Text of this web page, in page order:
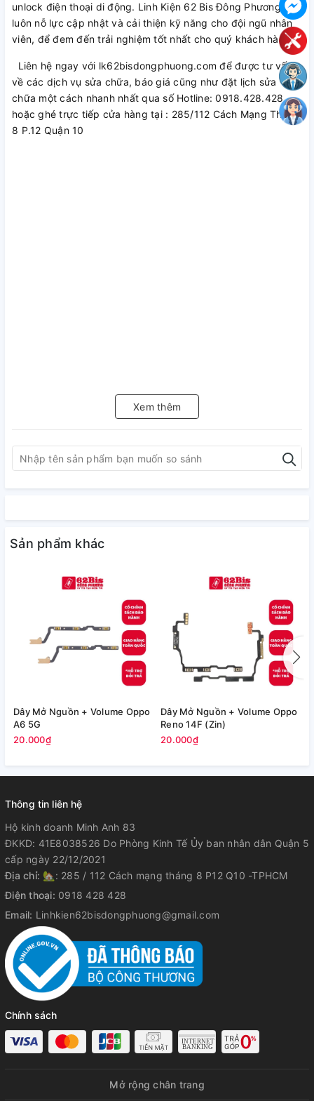
unlock điện thoại di động. Linh Kiện 62 Bis Đông Phương
luôn nỗ lực cập nhật và cải thiện kỹ năng cho đội ngũ nhân
viên, để đem đến trải nghiệm tốt nhất cho quý khách hàng.
Liên hệ ngay với lk62bisdongphuong.com để được tư vấn
về các dịch vụ sửa chữa, báo giá cũng như đặt lịch sửa
chữa một cách nhanh nhất qua số Hotline: 0918.428.428
hoặc ghé trực tiếp cửa hàng tại : 285/112 Cách Mạng Tháng
8 P.12 Quận 10
Xem thêm
Sản phẩm khác
Dây Mở Nguồn + Volume Oppo
A6 5G
20.000₫
Dây Mở Nguồn + Volume Oppo
Reno 14F (Zin)
20.000₫
Thông tin liên hệ
Hộ kinh doanh Minh Anh 83
ĐKKD: 41E8038526 Do Phòng Kinh Tế Ủy ban nhân dân Quận 5
cấp ngày 22/12/2021
Địa chỉ: 🏡: 285 / 112 Cách mạng tháng 8 P12 Q10 -TPHCM
Điện thoại: 0918 428 428
Email: Linhkien62bisdongphuong@gmail.com
Chính sách
Mở rộng chân trang